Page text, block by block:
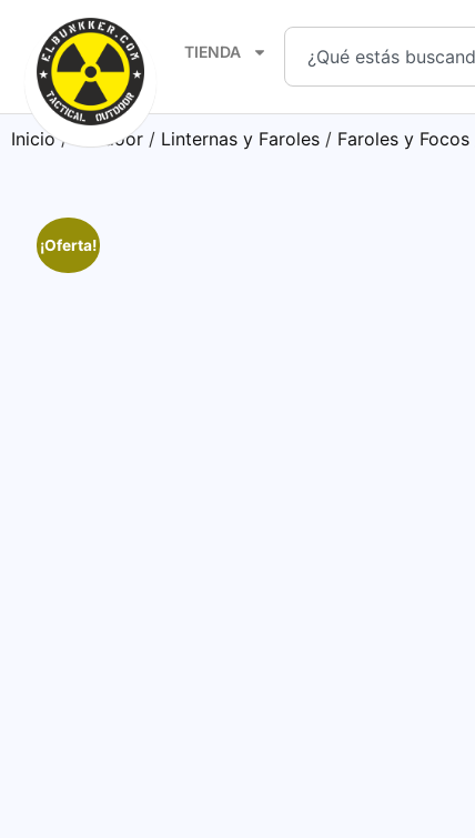
TIENDA
Inicio/ Outdoor / Linternas y Faroles / Faroles y Focos
¡Oferta!